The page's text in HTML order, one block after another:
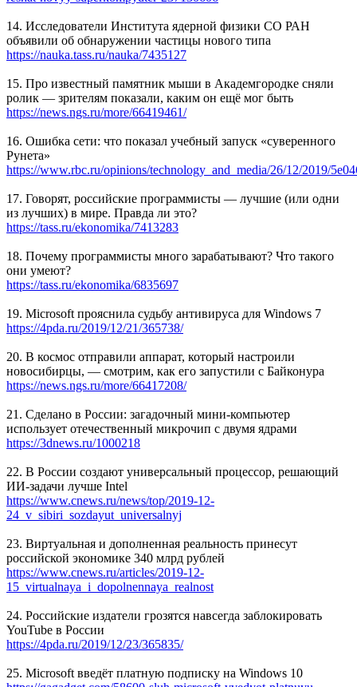
14. Исследователи Института ядерной физики СО РАН
объявили об обнаружении частицы нового типа
https://nauka.tass.ru/nauka/7435127
15. Про известный памятник мыши в Академгородке сняли
ролик — зрителям показали, каким он ещё мог быть
https://news.ngs.ru/more/66419461/
16. Ошибка сети: что показал учебный запуск «суверенного
Рунета»
https://www.rbc.ru/opinions/technology_and_media/26/12/2019/
17. Говорят, российские программисты — лучшие (или одни
из лучших) в мире. Правда ли это?
https://tass.ru/ekonomika/7413283
18. Почему программисты много зарабатывают? Что такого
они умеют?
https://tass.ru/ekonomika/6835697
19. Microsoft прояснила судьбу антивируса для Windows 7
https://4pda.ru/2019/12/21/365738/
20. В космос отправили аппарат, который настроили
новосибирцы, — смотрим, как его запустили с Байконура
https://news.ngs.ru/more/66417208/
21. Сделано в России: загадочный мини-компьютер
использует отечественный микрочип с двумя ядрами
https://3dnews.ru/1000218
22. В России создают универсальный процессор, решающий
ИИ-задачи лучше Intel
https://www.cnews.ru/news/top/2019-12-
24_v_sibiri_sozdayut_universalnyj
23. Виртуальная и дополненная реальность принесут
российской экономике 340 млрд рублей
https://www.cnews.ru/articles/2019-12-
15_virtualnaya_i_dopolnennaya_realnost
24. Российские издатели грозятся навсегда заблокировать
YouTube в России
https://4pda.ru/2019/12/23/365835/
25. Microsoft введёт платную подписку на Windows 10